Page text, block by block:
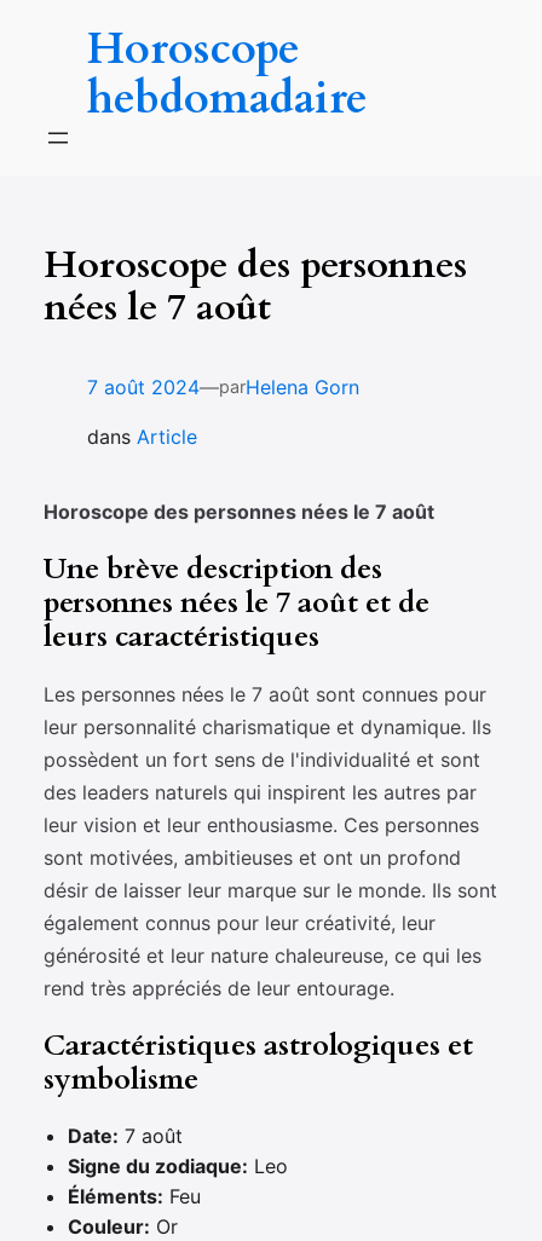
Horoscope
hebdomadaire
Horoscope des personnes
nées le 7 août
7 août 2024—parHelena Gorn
dans Article
Horoscope des personnes nées le 7 août
Une brève description des
personnes nées le 7 août et de
leurs caractéristiques
Les personnes nées le 7 août sont connues pour
leur personnalité charismatique et dynamique. Ils
possèdent un fort sens de l'individualité et sont
des leaders naturels qui inspirent les autres par
leur vision et leur enthousiasme. Ces personnes
sont motivées, ambitieuses et ont un profond
désir de laisser leur marque sur le monde. Ils sont
également connus pour leur créativité, leur
générosité et leur nature chaleureuse, ce qui les
rend très appréciés de leur entourage.
Caractéristiques astrologiques et
symbolisme
Date: 7 août
Signe du zodiaque: Leo
Éléments: Feu
Couleur: Or